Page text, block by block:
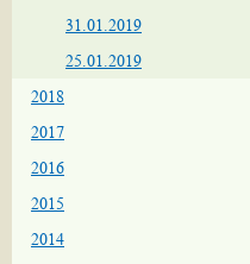
31.01.2019
25.01.2019
2018
2017
2016
2015
2014